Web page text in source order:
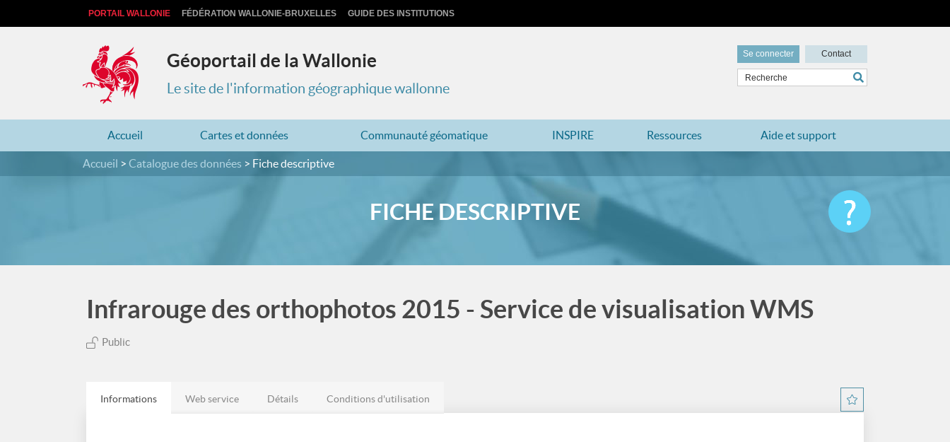
PORTAIL WALLONIE FÉDÉRATION WALLONIE-BRUXELLES GUIDE DES INSTITUTIONS
Géoportail de la Wallonie
Le site de l'information géographique wallonne
Se connecter Contact
Accueil Cartes et données Communauté géomatique INSPIRE Ressources Aide et support
Accueil Catalogue des données Fiche descriptive
FICHE DESCRIPTIVE
Infrarouge des orthophotos 2015 - Service de visualisation WMS
Public
Informations Web service Détails Conditions d'utilisation